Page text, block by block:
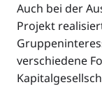
Auch bei der
Projekt
verschiedene